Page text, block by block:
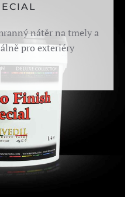
nátěr na tmely a
pro exteriéry